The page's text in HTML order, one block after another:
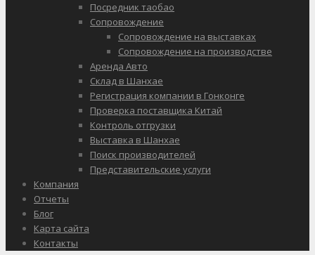
Посредник таобао
Сопровождение
Сопровождение на выставках
Сопровождение на производстве
Аренда Авто
Склад в Шанхае
Регистрация компании в Гонконге
Проверка поставщика Китай
Контроль отгрузки
Выставка в Шанхае
Поиск производителей
Представительские услуги
Компания
Отчеты
Блог
Карта сайта
Контакты